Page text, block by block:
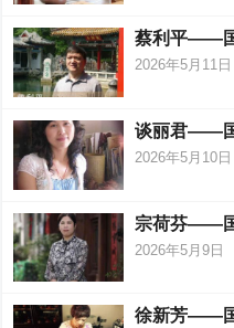
蔡利平——
2026年5月11日
谈丽君——
2026年5月10日
宗荷芬——
2026年5月9日
徐新芳——